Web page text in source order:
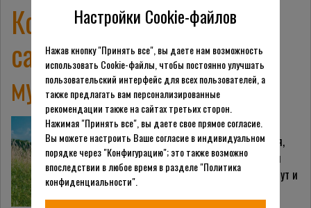
Косить траву в саду
самоходной косилкой с
мульчированием
Почва в саду обильно
удобряется и поливается,
благодаря этому деревья
плодоносят, быстро растут и
Настройки Cookie-файлов
Нажав кнопку "Принять все", вы даете нам возможность
использовать Cookie-файлы, чтобы постоянно улучшать
пользовательский интерфейс для всех пользователей, а
также предлагать вам персонализированные
рекомендации также на сайтах третьих сторон.
Нажимая "Принять все", вы даете свое прямое согласие.
Вы можете настроить Ваше согласие в индивидуальном
порядке через "Конфигурацию"; это также возможно
впоследствии в любое время в разделе "Политика
конфиденциальности".